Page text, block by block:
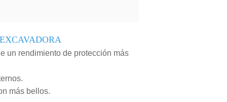
un rendimiento de protección más
más bellos.